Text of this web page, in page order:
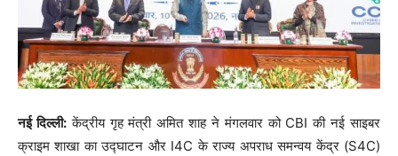
नई दिल्ली:केंद्रीय गृह मंत्री अमित शाह ने मंगलवार को CBI की नई साइबर
क्राइम शाखा का उद्घाटन और I4C के राज्य अपराध समन्वय केंद्र (S4C)